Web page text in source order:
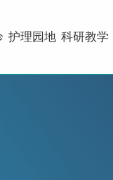
护理园地 科研教学